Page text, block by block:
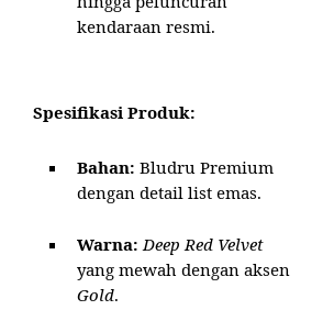
kendaraan resmi.
Spesifikasi Produk:
Bahan: Bludru Premium
dengan detail list emas.
Warna: Deep Red Velvet
yang mewah dengan aksen
Gold.